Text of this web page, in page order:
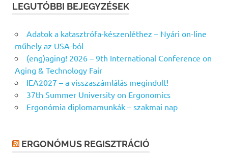
LEGUTÓBBI BEJEGYZÉSEK
Adatok a katasztrófa-készenléthez – Nyári on-line
műhely az USA-ból
(eng)aging! 2026 – 9th International Conference on
Aging & Technology Fair
IEA2027 – a visszaszámlálás megindult!
37th Summer University on Ergonomics
Ergonómia diplomamunkák – szakmai nap
ERGONÓMUS REGISZTRÁCIÓ